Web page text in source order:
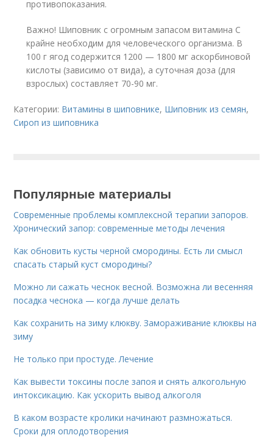
противопоказания.
Важно! Шиповник с огромным запасом витамина С
крайне необходим для человеческого организма. В
100 г ягод содержится 1200 — 1800 мг аскорбиновой
кислоты (зависимо от вида), а суточная доза (для
взрослых) составляет 70-90 мг.
Категории: Витамины в шиповнике, Шиповник из семян,
Сироп из шиповника
Популярные материалы
Современные проблемы комплексной терапии запоров.
Хронический запор: современные методы лечения
Как обновить кусты черной смородины. Есть ли смысл
спасать старый куст смородины?
Можно ли сажать чеснок весной. Возможна ли весенняя
посадка чеснока — когда лучше делать
Как сохранить на зиму клюкву. Замораживание клюквы на
зиму
Не только при простуде. Лечение
Как вывести токсины после запоя и снять алкогольную
интоксикацию. Как ускорить вывод алкоголя
В каком возрасте кролики начинают размножаться.
Сроки для оплодотворения